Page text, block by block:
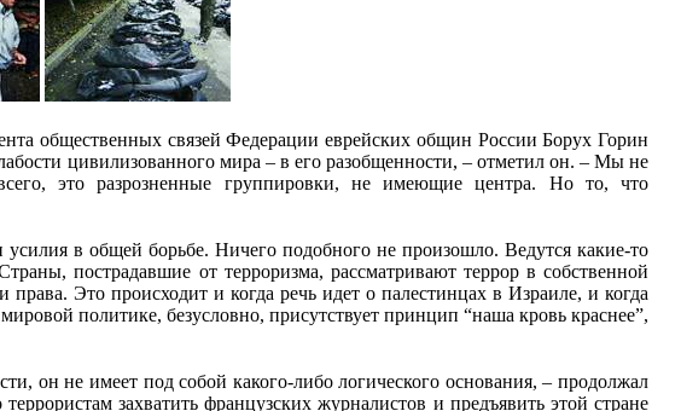
общественных связей Федерации еврейских общин России Борух Горин
цивилизованного мира – в его разобщенности, – отметил он. – Мы не
это разрозненные группировки, не имеющие центра. Но то, что
в общей борьбе. Ничего подобного не произошло. Ведутся какие-то
пострадавшие от терроризма, рассматривают террор в собственной
Это происходит и когда речь идет о палестинцах в Израиле, и когда
политике, безусловно, присутствует принцип “наша кровь краснее”,
он не имеет под собой какого-либо логического основания, – продолжал
захватить французских журналистов и предъявить этой стране